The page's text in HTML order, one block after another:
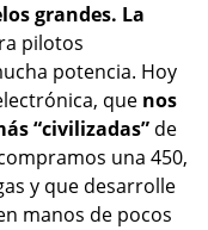
grandes. La
pilotos
potencia. Hoy
que nos
“civilizadas” de
una 450,
y que desarrolle
manos de pocos